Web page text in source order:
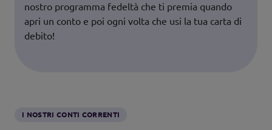
nostro programma fedeltà che ti premia quando
apri un conto e poi ogni volta che usi la tua carta di
debito!
I NOSTRI CONTI CORRENTI